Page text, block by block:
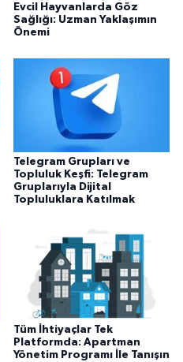
Evcil Hayvanlarda Göz
Sağlığı: Uzman Yaklaşımın
Önemi
Telegram Grupları ve
Topluluk Keşfi: Telegram
Gruplarıyla Dijital
Topluluklara Katılmak
Tüm İhtiyaçlar Tek
Platformda: Apartman
Yönetim Programı İle Tanışın